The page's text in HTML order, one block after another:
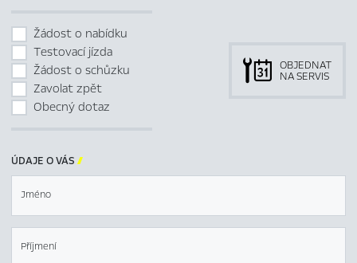
Žádost o nabídku
Testovací jízda
Žádost o schůzku
Zavolat zpět
Obecný dotaz
OBJEDNAT
NA SERVIS
ÚDAJE O VÁS 
Jméno
Příjmení